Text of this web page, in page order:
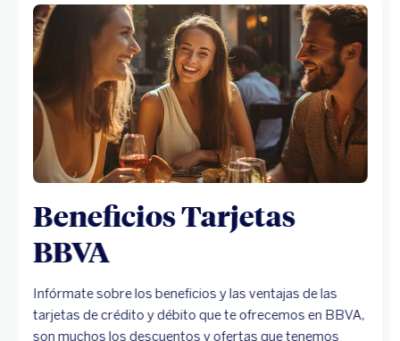
Beneficios Tarjetas
BBVA
Infórmate sobre los beneficios y las ventajas de las
tarjetas de crédito y débito que te ofrecemos en BBVA,
son muchos los descuentos y ofertas que tenemos